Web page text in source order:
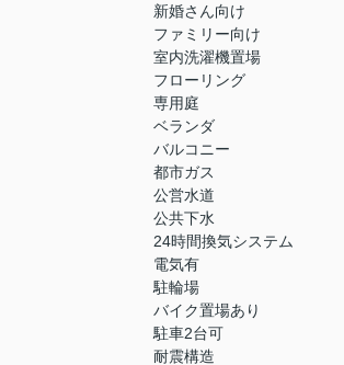
新婚さん向け
ファミリー向け
室内洗濯機置場
フローリング
専用庭
ベランダ
バルコニー
都市ガス
公営水道
公共下水
24時間換気システム
電気有
駐輪場
バイク置場あり
駐車2台可
耐震構造